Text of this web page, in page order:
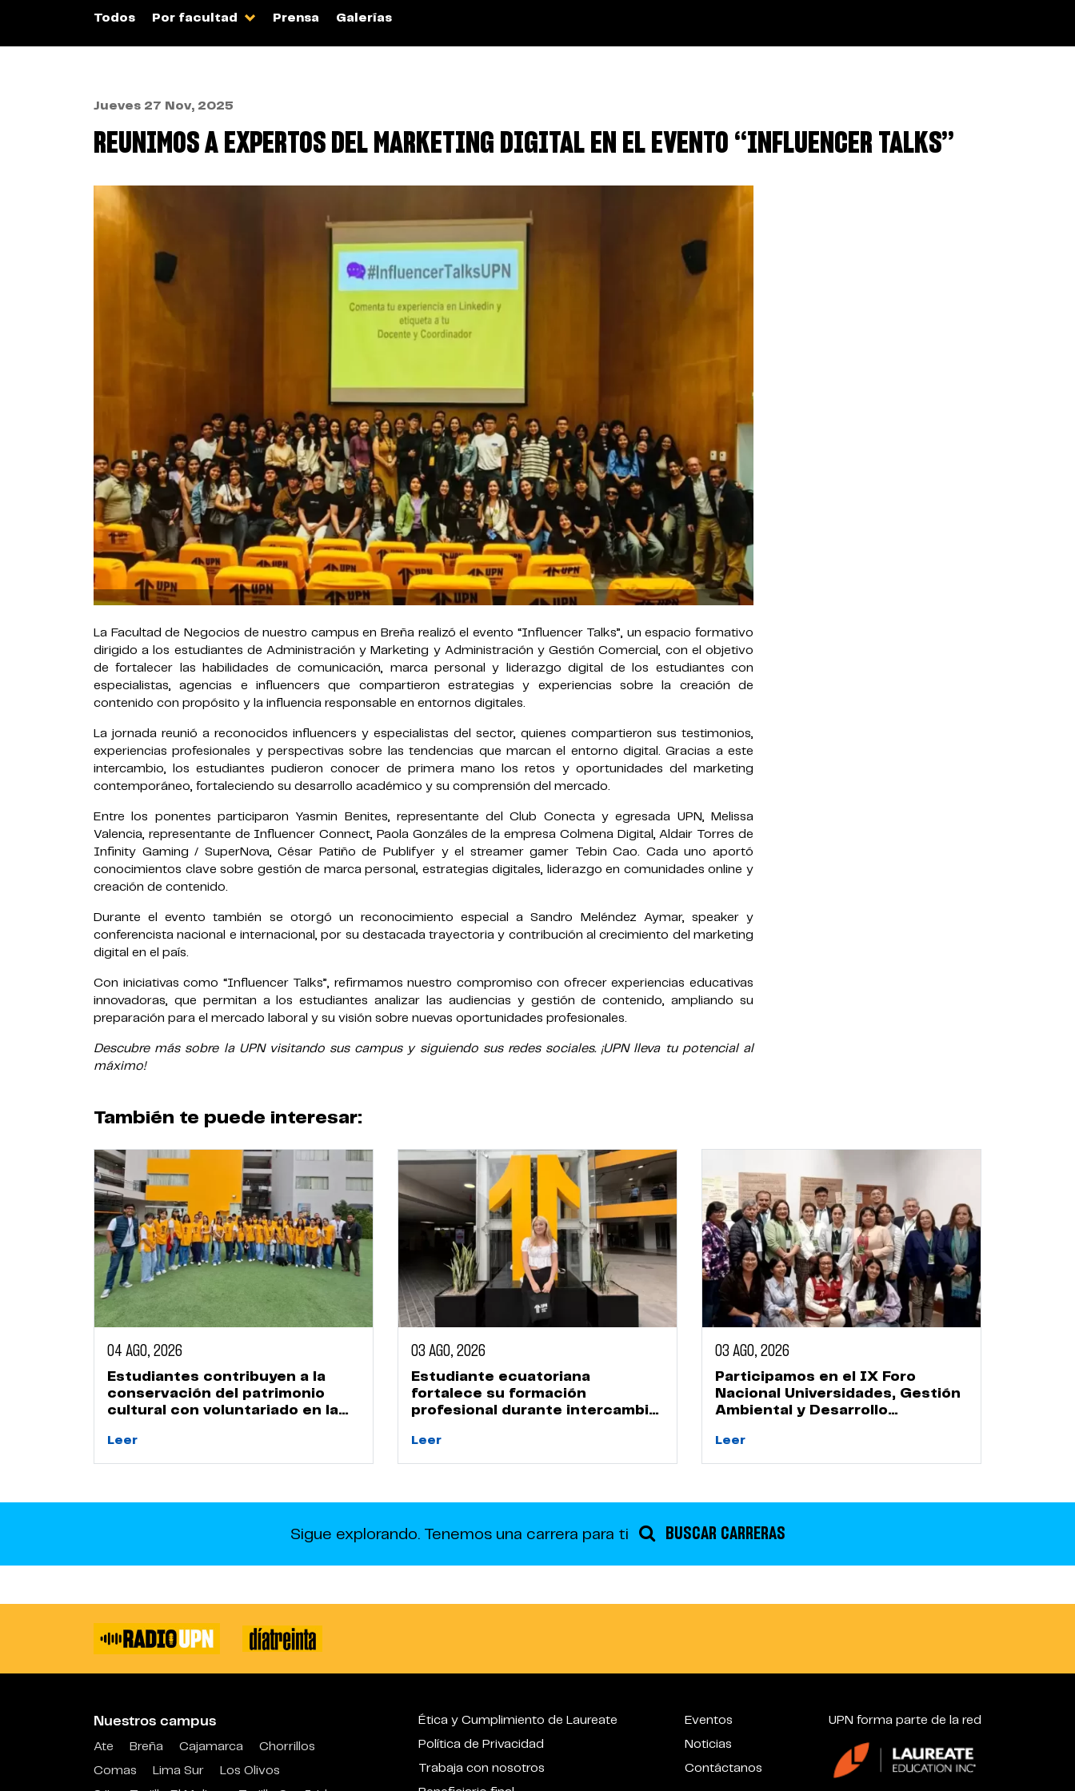
Todos Por facultad Prensa Galerías
Jueves 27 Nov, 2025
REUNIMOS A EXPERTOS DEL MARKETING DIGITAL EN EL EVENTO “INFLUENCER TALKS”
La Facultad de Negocios de nuestro campus en Breña realizó el evento “Influencer Talks”, un espacio formativo
dirigido a los estudiantes de Administración y Marketing y Administración y Gestión Comercial, con el objetivo
de fortalecer las habilidades de comunicación, marca personal y liderazgo digital de los estudiantes con
especialistas, agencias e influencers que compartieron estrategias y experiencias sobre la creación de
contenido con propósito y la influencia responsable en entornos digitales.
La jornada reunió a reconocidos influencers y especialistas del sector, quienes compartieron sus testimonios,
experiencias profesionales y perspectivas sobre las tendencias que marcan el entorno digital. Gracias a este
intercambio, los estudiantes pudieron conocer de primera mano los retos y oportunidades del marketing
contemporáneo, fortaleciendo su desarrollo académico y su comprensión del mercado.
Entre los ponentes participaron Yasmin Benites, representante del Club Conecta y egresada UPN, Melissa
Valencia, representante de Influencer Connect, Paola Gonzáles de la empresa Colmena Digital, Aldair Torres de
Infinity Gaming / SuperNova, César Patiño de Publifyer y el streamer gamer Tebin Cao. Cada uno aportó
conocimientos clave sobre gestión de marca personal, estrategias digitales, liderazgo en comunidades online y
creación de contenido.
Durante el evento también se otorgó un reconocimiento especial a Sandro Meléndez Aymar, speaker y
conferencista nacional e internacional, por su destacada trayectoria y contribución al crecimiento del marketing
digital en el país.
Con iniciativas como “Influencer Talks”, refirmamos nuestro compromiso con ofrecer experiencias educativas
innovadoras, que permitan a los estudiantes analizar las audiencias y gestión de contenido, ampliando su
preparación para el mercado laboral y su visión sobre nuevas oportunidades profesionales.
Descubre más sobre la UPN visitando sus campus y siguiendo sus redes sociales. ¡UPN lleva tu potencial al
máximo!
También te puede interesar:
04 AGO, 2026
Estudiantes contribuyen a la
conservación del patrimonio
cultural con voluntariado en la
Leer
03 AGO, 2026
Estudiante ecuatoriana
fortalece su formación
profesional durante intercambio
Leer
03 AGO, 2026
Participamos en el IX Foro
Nacional Universidades, Gestión
Ambiental y Desarrollo
Leer
Sigue explorando. Tenemos una carrera para ti BUSCAR CARRERAS
Nuestros campus
Ate Breña Cajamarca
Chorrillos
Comas
Lima Sur
Los Olivos
Ética y Cumplimiento de Laureate
Política de Privacidad
Trabaja con nosotros
Eventos
Noticias
Contáctanos
UPN forma parte de la red